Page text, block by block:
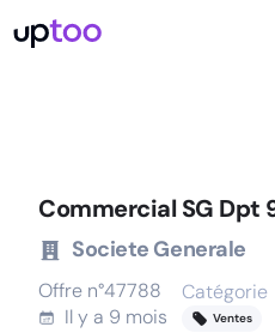
Commercial SG Dpt
Societe Generale
Offre n°47788
Il y a 9 mois
Catégorie
Ventes